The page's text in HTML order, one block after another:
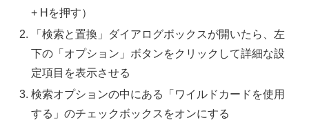
+ Hを押す）
「検索と置換」ダイアログボックスが開いたら、左
下の「オプション」ボタンをクリックして詳細な設
定項目を表示させる
検索オプションの中にある「ワイルドカードを使用
する」のチェックボックスをオンにする